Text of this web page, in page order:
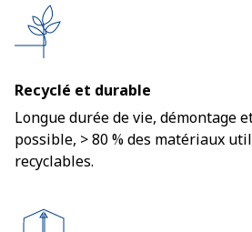
Recyclé et durable
Longue durée de vie, démontage
possible, > 80 % des matériaux
recyclables.